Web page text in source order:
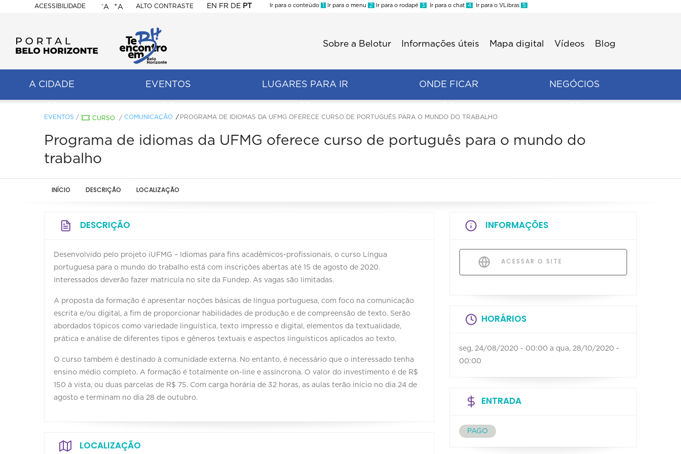
ACESSIBILIDADE
BELO
HORIZONTE
-A +A ALTO CONTRASTE EN FR DE PT
Ir para o conteúdo 1 Ir para o menu 2 Ir para o rodapé 3 Ir para o chat 4 Ir para o VLibras 5
Sobre a Belotur Informações úteis Mapa digital Vídeos Blog
A CIDADE EVENTOS LUGARES PARA IR ONDE FICAR NEGÓCIOS
EVENTOS / CURSO / COMUNICAÇÃO PROGRAMA DE IDIOMAS DA UFMG OFERECE CURSO DE PORTUGUÊS PARA O MUNDO DO TRABALHO
Programa de idiomas da UFMG oferece curso de português para o mundo do
trabalho
INÍCIO DESCRIÇÃO LOCALIZAÇÃO
DESCRIÇÃO
Desenvolvido pelo projeto iUFMG – Idiomas para fins acadêmicos-profissionais, o curso Língua
portuguesa para o mundo do trabalho está com inscrições abertas até 15 de agosto de 2020.
Interessados deverão fazer matrícula no site da Fundep. As vagas são limitadas.
A proposta da formação é apresentar noções básicas de língua portuguesa, com foco na comunicação
escrita e/ou digital, a fim de proporcionar habilidades de produção e de compreensão de texto. Serão
abordados tópicos como variedade linguística, texto impresso e digital, elementos da textualidade,
prática e análise de diferentes tipos e gêneros textuais e aspectos linguísticos aplicados ao texto.
O curso também é destinado à comunidade externa. No entanto, é necessário que o interessado tenha
ensino médio completo. A formação é totalmente on-line e assíncrona. O valor do investimento é de R$
150 à vista, ou duas parcelas de R$ 75. Com carga horária de 32 horas, as aulas terão início no dia 24 de
agosto e terminam no dia 28 de outubro.
LOCALIZAÇÃO
INFORMAÇÕES
ACESSAR O SITE
HORÁRIOS
seg, 24/08/2020 - 00:00 a qua, 28/10/2020 -
00:00
ENTRADA
PAGO